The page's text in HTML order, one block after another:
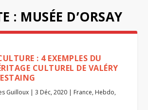
: MUSÉE D’ORSAY
: 4 EXEMPLES DU
CULTUREL DE VALÉRY
Guilloux |3 Déc, 2020 | France, Hebdo,